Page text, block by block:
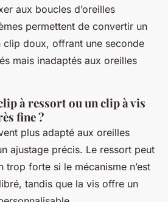
aux boucles d’oreilles
permettent de convertir un
clip doux, offrant une seconde
mais inadaptés aux oreilles
à ressort ou un clip à vis
fine ?
plus adapté aux oreilles
ajustage précis. Le ressort peut
trop forte si le mécanisme n’est
tandis que la vis offre un